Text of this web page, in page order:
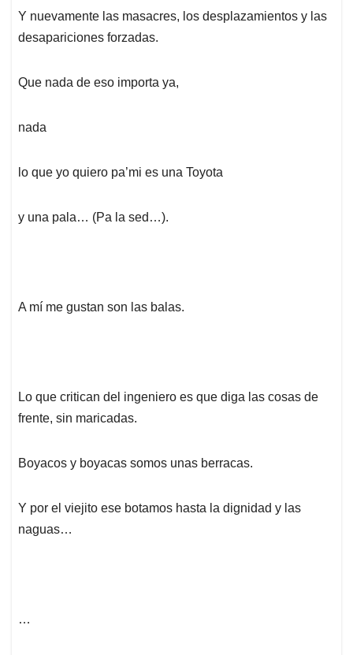
Y nuevamente las masacres, los desplazamientos y las
desapariciones forzadas.
Que nada de eso importa ya,
nada
lo que yo quiero pa’mi es una Toyota
y una pala… (Pa la sed…).
A mí me gustan son las balas.
Lo que critican del ingeniero es que diga las cosas de
frente, sin maricadas.
Boyacos y boyacas somos unas berracas.
Y por el viejito ese botamos hasta la dignidad y las
naguas…
…